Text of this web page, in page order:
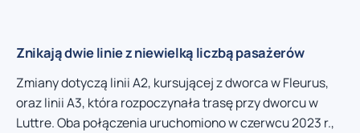
Znikają dwie linie z niewielką liczbą pasażerów
Zmiany dotyczą linii A2, kursującej z dworca w Fleurus,
oraz linii A3, która rozpoczynała trasę przy dworcu w
Luttre. Oba połączenia uruchomiono w czerwcu 2023 r.,